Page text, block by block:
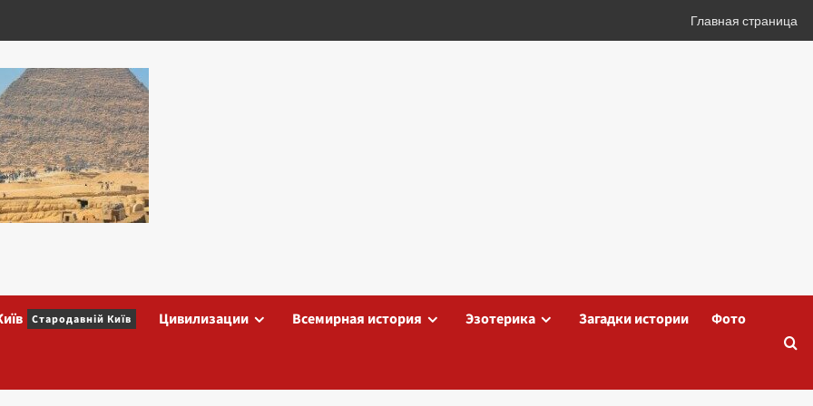
Главная страница
Стародавній Київ Цивилизации Всемирная история Эзотерика Загадки истории Фото